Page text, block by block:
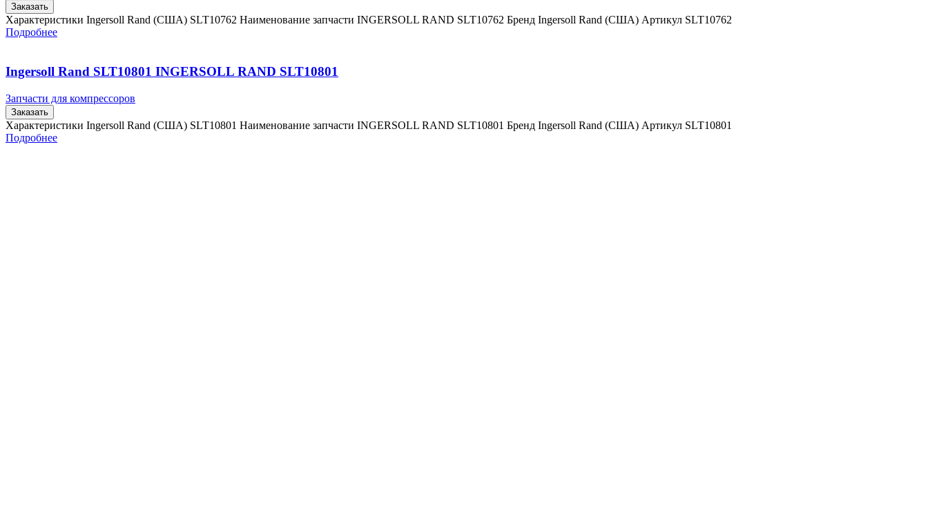
Заказать
Характеристики Ingersoll Rand (США) SLT10762 Наименование запчасти INGERSOLL RAND SLT10762 Бренд Ingersoll Rand (США) Артикул SLT10762
Подробнее
Ingersoll Rand SLT10801 INGERSOLL RAND SLT10801
Запчасти для компрессоров
Заказать
Характеристики Ingersoll Rand (США) SLT10801 Наименование запчасти INGERSOLL RAND SLT10801 Бренд Ingersoll Rand (США) Артикул SLT10801
Подробнее